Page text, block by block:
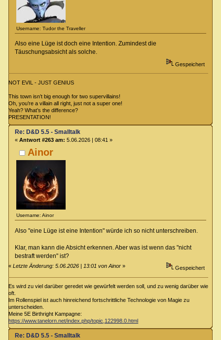
Username: Tudor the Traveller
Also eine Lüge ist doch eine Intention. Zumindest die
Täuschungsabsicht als solche.
Gespeichert
NOT EVIL - JUST GENIUS
This town isn’t big enough for two supervillains!
Oh, you’re a villain all right, just not a super one!
Yeah? What’s the difference?
PRESENTATION!
Ainor
Username: Ainor
Re: D&D 5.5 - Smalltalk
« Antwort #263 am: 5.06.2026 | 08:41 »
Also "eine Lüge ist eine Intention" würde ich so nicht unterschreiben.
Klar, man kann die Absicht erkennen. Aber was ist wenn das "nicht
bestraft werden" ist?
«Letzte Änderung: 5.06.2026 | 13:01 von Ainor » Gespeichert
Es wird zu viel darüber geredet wie gewürfelt werden soll, und zu wenig darüber wie
oft.
Im Rollenspiel ist auch hinreichend fortschrittliche Technologie von Magie zu
unterscheiden.
Meine 5E Birthright Kampagne:
https://www.tanelorn.net/index.php/topic,122998.0.html
Re: D&D 5.5 - Smalltalk